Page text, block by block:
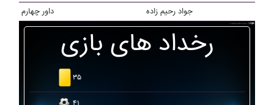
داور چهارم
جواد رحيم زاده
رخداد های بازی
۳۵